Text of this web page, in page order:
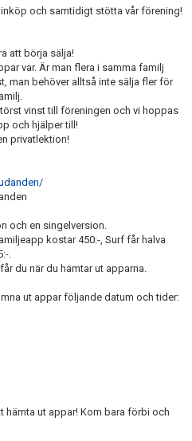
och samtidigt stötta vår förening!
att börja sälja!
var. Är man flera i samma familj
man behöver alltså inte sälja fler för
vinst till föreningen och vi hoppas
och hjälper till!
privatlektion!
och en singelversion.
kostar 450:-, Surf får halva
.
du när du hämtar ut apparna.
ut appar följande datum och tider:
hämta ut appar! Kom bara förbi och